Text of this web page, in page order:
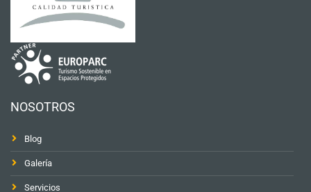
NOSOTROS
Blog
Galería
Servicios